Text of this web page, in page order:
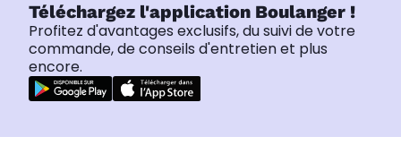
Téléchargez l'application Boulanger !
Profitez d'avantages exclusifs, du suivi de votre
commande, de conseils d'entretien et plus
encore.